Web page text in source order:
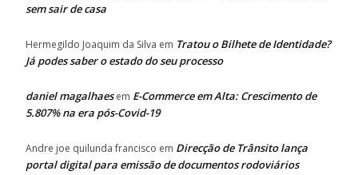
sem sair de casa
Hermegildo Joaquim da Silva em Tratou o Bilhete de Identidade?
Já podes saber o estado do seu processo
daniel magalhaesem E-Commerce em Alta: Crescimento de
5.807% na era pós-Covid-19
Andre joe quilunda francisco em Direcção de Trânsito lança
portal digital para emissão de documentos rodoviários